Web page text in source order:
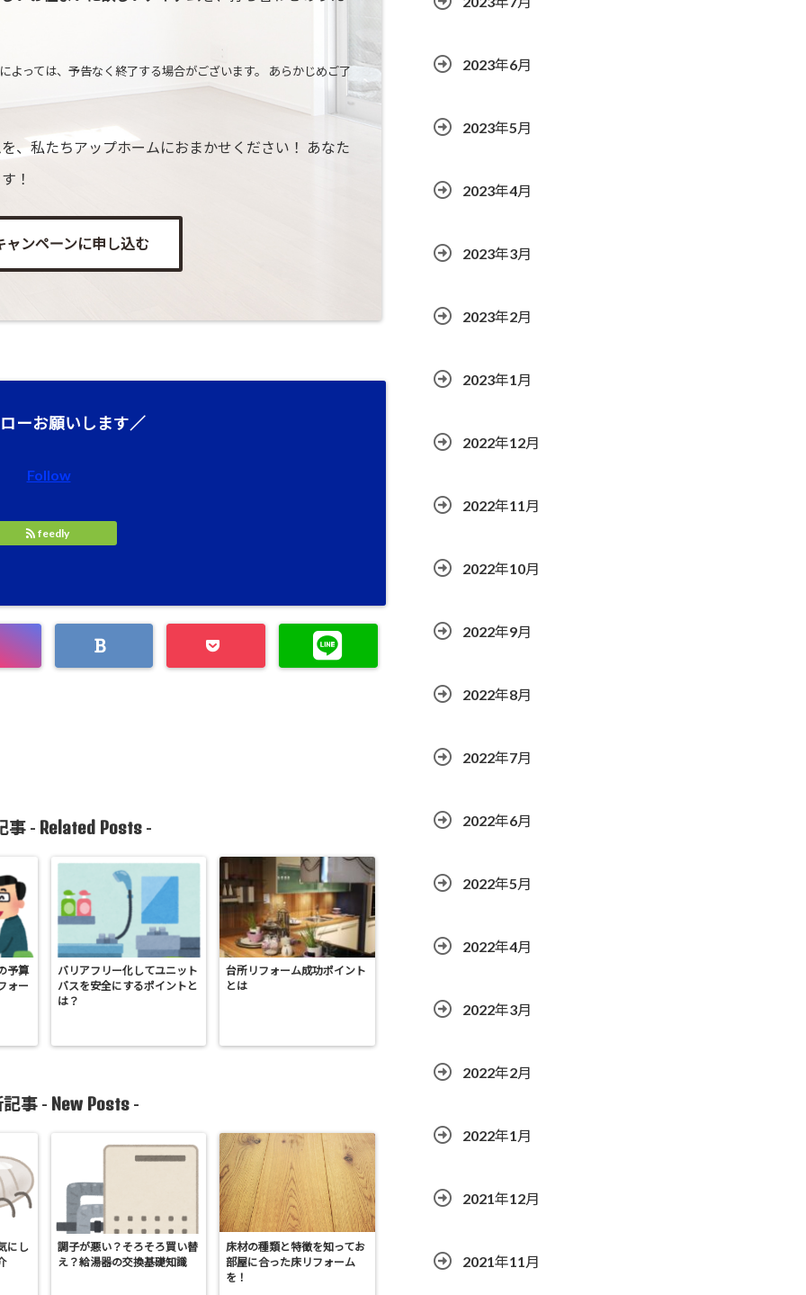
っては、予告なく終了する場合がございます。 あらかじめご了
、私たちアップホームにおまかせください！ あなた
！
ャンペーンに申し込む
ーお願いします／
Follow
feedly
事 - Related Posts-
予算
ォー
バリアフリー化してユニット
バスを安全にするポイントと
は？
台所リフォーム成功ポイント
とは
事 - New Posts -
にし
調子が悪い？そろそろ買い替
え？給湯器の交換基礎知識
床材の種類と特徴を知ってお
部屋に合った床リフォーム
を！
2023年6月
2023年5月
2023年4月
2023年3月
2023年2月
2023年1月
2022年12月
2022年11月
2022年10月
2022年9月
2022年8月
2022年7月
2022年6月
2022年5月
2022年4月
2022年3月
2022年2月
2022年1月
2021年12月
2021年11月